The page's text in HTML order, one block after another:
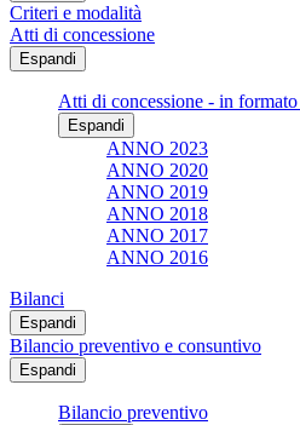
Criteri e modalità
Atti di concessione
Espandi
Atti di concessione - in
Espandi
ANNO 2023
ANNO 2020
ANNO 2019
ANNO 2018
ANNO 2017
ANNO 2016
Bilanci
Espandi
Bilancio preventivo e consuntivo
Espandi
Bilancio preventivo